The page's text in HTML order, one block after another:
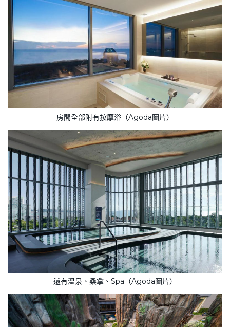
房間全部附有按摩浴（Agoda圖片）
還有溫泉、桑拿、Spa（Agoda圖片）